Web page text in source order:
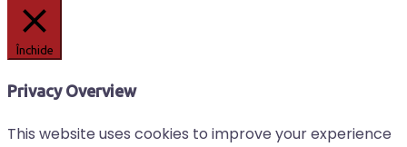
Închide
Privacy Overview
This website uses cookies to improve your experience